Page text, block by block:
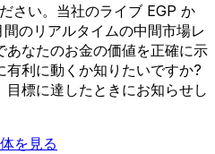
さい。当社のライブ EGP か
のリアルタイムの中間市場レ
あなたのお金の価値を正確に示
有利に動くか知りたいですか?
標に達したときにお知らせし
を見る